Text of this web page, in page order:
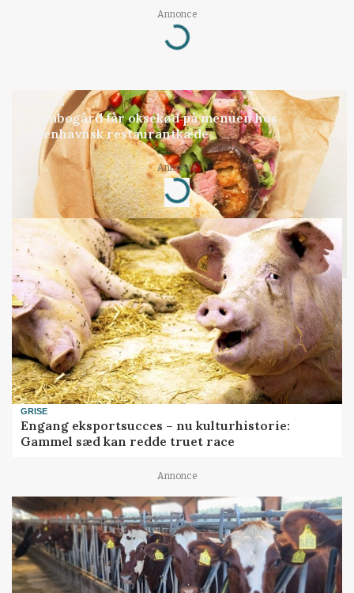
Annonce
Loading...
BUSINESS
Grambogård får oksekød på menuen hos
københavnsk restaurantkæde
Annonce
Loading...
GRISE
Engang eksportsucces – nu kulturhistorie:
Gammel sæd kan redde truet race
Annonce